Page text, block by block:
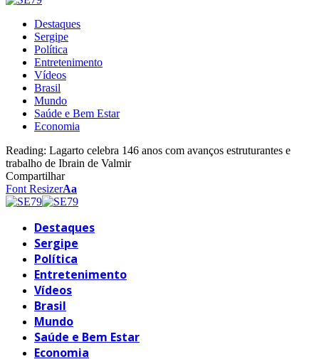
Destaques
Sergipe
Política
Entretenimento
Vídeos
Brasil
Mundo
Saúde e Bem Estar
Economia
Reading: Lagarto celebra 146 anos com avanços estruturantes e
trabalho de Ibrain de Valmir
Compartilhar
Font ResizerAa
Destaques
Sergipe
Política
Entretenimento
Vídeos
Brasil
Mundo
Saúde e Bem Estar
Economia